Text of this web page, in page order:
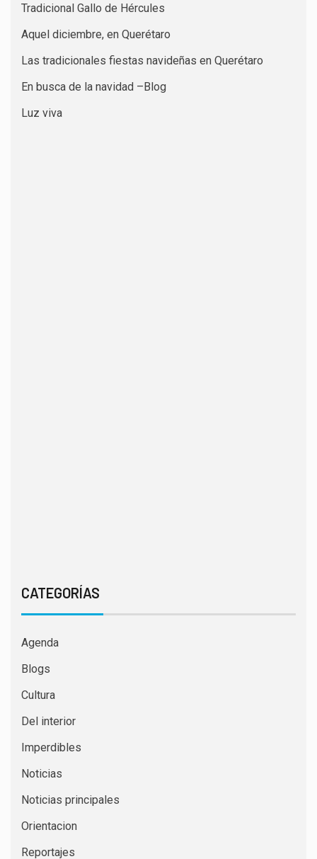
Tradicional Gallo de Hércules
Aquel diciembre, en Querétaro
Las tradicionales fiestas navideñas en Querétaro
En busca de la navidad –Blog
Luz viva
CATEGORÍAS
Agenda
Blogs
Cultura
Del interior
Imperdibles
Noticias
Noticias principales
Orientacion
Reportajes